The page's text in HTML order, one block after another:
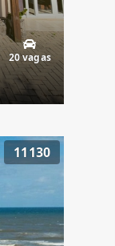
20 vagas
11130